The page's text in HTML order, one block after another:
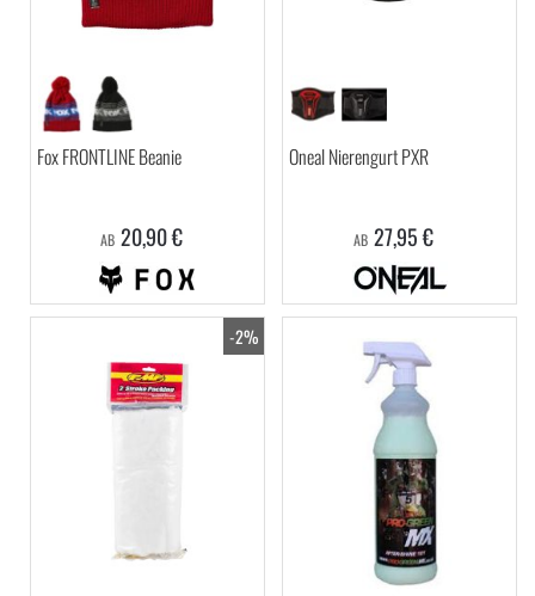
Fox FRONTLINE Beanie
AB 20,90 €
Oneal Nierengurt PXR
AB 27,95 €
-2%